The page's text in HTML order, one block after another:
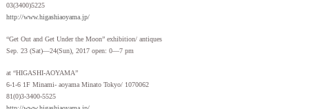
03(3400)5225
http://www.higashiaoyama.jp/
“Get Out and Get Under the Moon” exhibition/ antiques
Sep. 23 (Sat)—24(Sun), 2017 open: 0—7 pm
at “HIGASHI-AOYAMA”
6-1-6 1F Minami- aoyama Minato Tokyo/ 1070062
81(0)3-3400-5525